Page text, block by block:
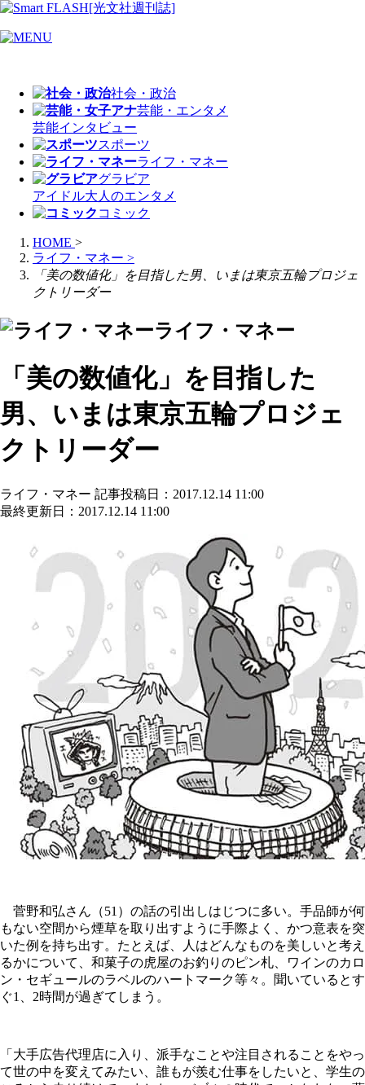
社会・政治
芸能・エンタメ
芸能インタビュー
スポーツ
ライフ・マネー
グラビア
アイドル大人のエンタメ
コミック
HOME >
ライフ・マネー >
「美の数値化」を目指した男、いまは東京五輪プロジェ
クトリーダー
ライフ・マネー
「美の数値化」を目指した
男、いまは東京五輪プロジェ
クトリーダー
ライフ・マネー 記事投稿日：2017.12.14 11:00
最終更新日：2017.12.14 11:00
菅野和弘さん（51）の話の引出しはじつに多い。手品師が何
もない空間から煙草を取り出すように手際よく、かつ意表を突
いた例を持ち出す。たとえば、人はどんなものを美しいと考え
るかについて、和菓子の虎屋のお釣りのピン札、ワインのカロ
ン・セギュールのラベルのハートマーク等々。聞いているとす
ぐ1、2時間が過ぎてしまう。
「大手広告代理店に入り、派手なことや注目されることをやっ
て世の中を変えてみたい、誰もが羨む仕事をしたいと、学生の